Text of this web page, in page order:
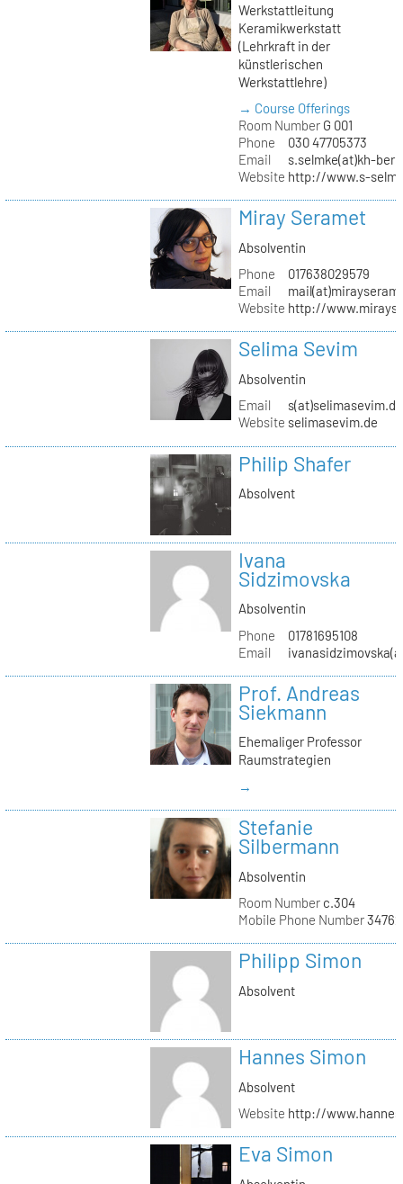
Werkstattleitung
Keramikwerkstatt
(Lehrkraft in der
künstlerischen
Werkstattlehre)
→ Course Offerings
Room NumberG 001
Phone
030 47705373
Email
s.selmke(at)kh-
Website http://www.s-
Miray Seramet
Absolventin
Phone
017638029579
Email
Website http://
Selima Sevim
Absolventin
Email
s(at)selimasevim.de
Website selimasevim.de
Philip Shafer
Absolvent
Ivana
Sidzimovska
Absolventin
Phone
01781695108
Email
Prof. Andreas
Siekmann
Ehemaliger Professor
Raumstrategien
→
Stefanie
Silbermann
Absolventin
Room Numberc.304
Mobile Phone Number
Philipp Simon
Absolvent
Hannes Simon
Absolvent
Website http://
Eva Simon